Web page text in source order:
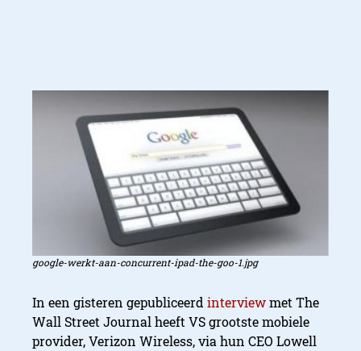
google-werkt-aan-concurrent-ipad-the-goo-1.jpg
In een gisteren gepubliceerd interviewmet The
Wall Street Journal heeft VS grootste mobiele
provider, Verizon Wireless, via hun CEO Lowell